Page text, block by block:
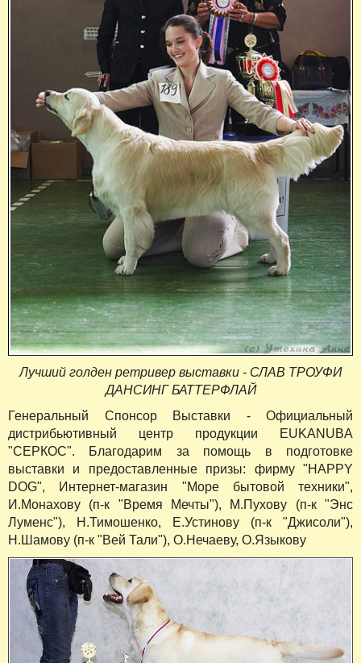
Лучший голден ретривер выставки - СЛАВ ТРОУФИ
ДАНСИНГ БАТТЕРФЛАЙ
Генеральный Спонсор Выставки - Официальный
дистрибьютивный центр продукции EUKANUBA
"СЕРКОС". Благодарим за помощь в подготовке
выставки и предоставленные призы: фирму "HAPPY
DOG", Интернет-магазин "Море бытовой техники",
И.Монахову (п-к "Время Мечты"), М.Пухову (п-к "Энс
Луменс"), Н.Тимошенко, Е.Устинову (п-к "Джисоли"),
Н.Шамову (п-к "Вей Тали"), О.Нечаеву, О.Языкову